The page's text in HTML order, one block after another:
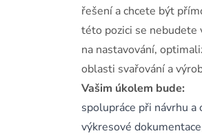
řešení a chcete být
této pozici se nebudete
na nastavování,
oblasti svařování a
Vašim úkolem bude:
spolupráce při návrhu
výkresové